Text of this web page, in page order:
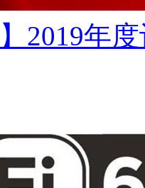
2019年